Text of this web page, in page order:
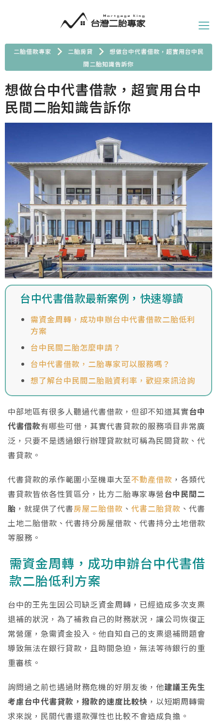
二胎借款專家 二胎房貸
想做台中代書借款，超實用台中民
間二胎知識告訴你
想做台中代書借款，超實用台中
民間二胎知識告訴你
台中代書借款最新案例，快速導讀
需資金周轉，成功申辦台中代書借款二胎低利
方案
台中民間二胎怎麼申請？
台中代書借款，二胎專家可以服務嗎？
想了解台中民間二胎融資利率，歡迎來訊洽詢
中部地區有很多人聽過代書借款，但卻不知道其實台中
代書借款有哪些可借，其實代書貸款的服務項目非常廣
泛，只要不是透過銀行辦理貸款就可稱為民間貸款、代
書貸款。
代書貸款的承作範圍小至機車大至不動產借款 ，各類代
書貸款皆依各性質區分，比方二胎專家專營台中民間二
胎 ，就提供了代書房屋二胎借款 、 代書二胎貸款 、代書
土地二胎借款、代書持分房屋借款、代書持分土地借款
等服務。
需資金周轉，成功申辦台中代書借
款二胎低利方案
台中的王先生因公司缺乏資金周轉，已經造成多次支票
退補的狀況，為了補救自己的財務狀況，讓公司恢復正
常營運，急需資金投入。他自知自己的支票退補問題會
導致無法在銀行貸款，且時間急迫，無法等待銀行的重
重審核。
詢問過之前也遇過財務危機的好朋友後，他建議王先生
考慮台中代書貸款，撥款的速度比較快 ，以短期周轉需
求來說，民間代書還款彈性也比較不會造成負擔。